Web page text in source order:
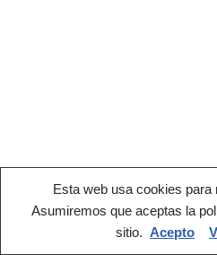
®2022
Esta web usa cookies para
Asumiremos que aceptas la
sitio. Acepto